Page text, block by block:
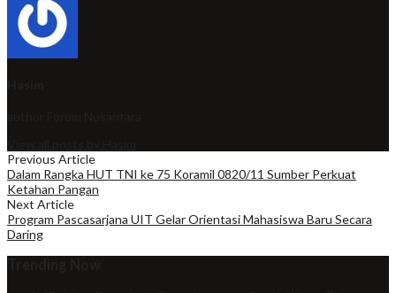
Previous Article
Dalam Rangka HUT TNI ke 75 Koramil 0820/11 Sumber Perkuat
Ketahan Pangan
Next Article
Program Pascasarjana UIT Gelar Orientasi Mahasiswa Baru Secara
Daring